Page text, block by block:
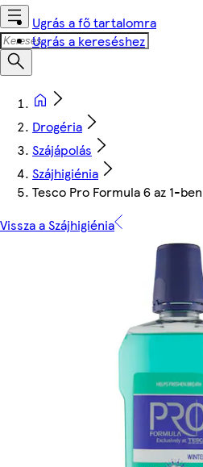
Ugrás a fő tartalomra
Ugrás a kereséshez
Drogéria
Szájápolás
Szájhigiénia
Tesco Pro Formula 6 az 1-
Vissza a Szájhigiénia